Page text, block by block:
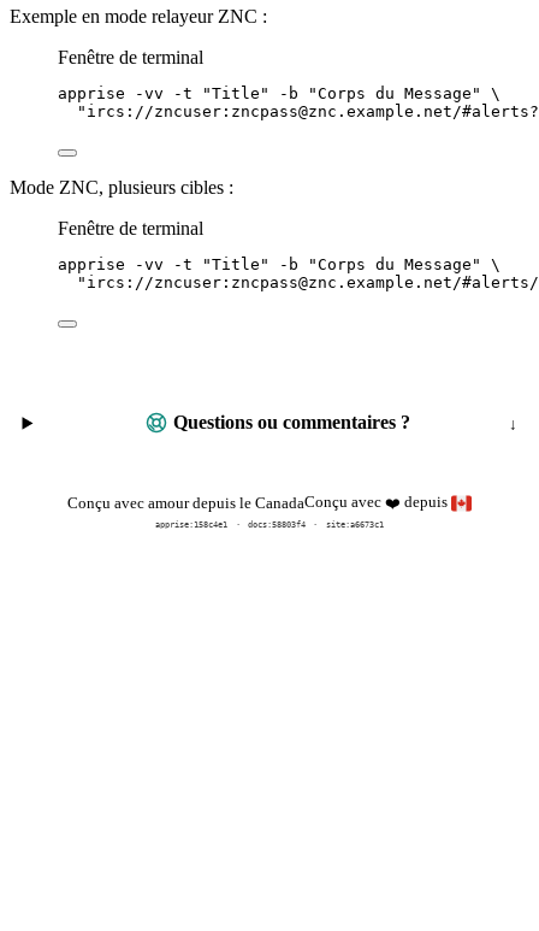
Exemple en mode relayeur ZNC :
Fenêtre de terminal
apprise -vv -t "Title " -b "Corps du Message "
\
" ircs://zncuser:zncpass@znc.example.net/
Mode ZNC, plusieurs cibles :
Fenêtre de terminal
apprise -vv -t "Title " -b "Corps du Message "
\
" ircs://zncuser:zncpass@znc.example.net/#alerts/
Questions ou commentaires ?
Conçu avec amour depuis le CanadaConçu avec ❤️ depuis
apprise:158c4e1 docs:58803f4 site:a6673c1